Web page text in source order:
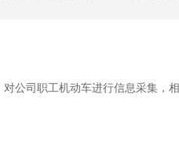
公司职工机动车进行信息采集，